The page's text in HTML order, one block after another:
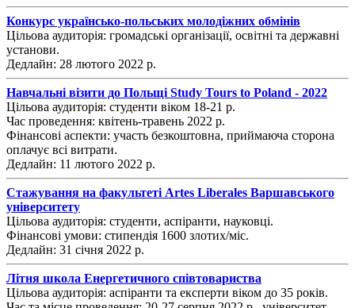
Конкурс українсько-польських молодіжних обмінів
Цільова аудиторія: громадські організації, освітні та державні
установи.
Дедлайн: 28 лютого 2022 р.
Навчальні візити до Польщі Study Tours to Poland - 2022
Цільова аудиторія: студенти віком 18-21 р.
Час проведення: квітень-травень 2022 р.
Фінансові аспекти: участь безкоштовна, приймаюча сторона
оплачує всі витрати.
Дедлайн: 11 лютого 2022 р.
Стажування на факультеті Artes Liberales Варшавського
університету
Цільова аудиторія: студенти, аспіранти, науковці.
Фінансові умови: стипендія 1600 злотих/міс.
Дедлайн: 31 січня 2022 р.
Літня школа Енергетичного співтовариства
Цільова аудиторія: аспіранти та експерти віком до 35 років.